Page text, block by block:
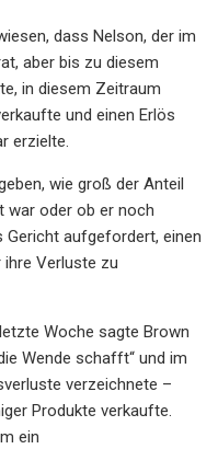
dass Nelson, der im
aber bis zu diesem
in diesem Zeitraum
und einen Erlös
erzielte.
wie groß der Anteil
war oder ob er noch
Gericht aufgefordert, einen
Verluste zu
Woche sagte Brown
Wende schafft“ und im
verzeichnete –
Produkte verkaufte.
ein